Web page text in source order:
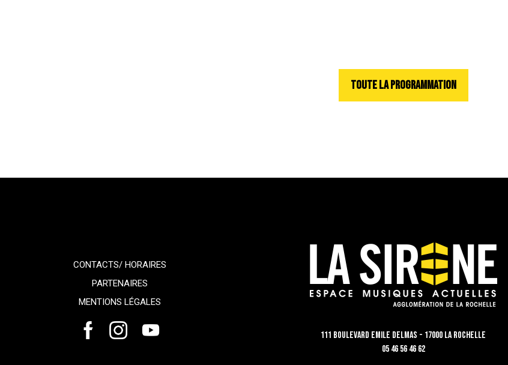
TOUTE LA PROGRAMMATION
CONTACTS/ HORAIRES
PARTENAIRES
MENTIONS LÉGALES
111 Boulevard Emile Delmas - 17000 La Rochelle
05 46 56 46 62